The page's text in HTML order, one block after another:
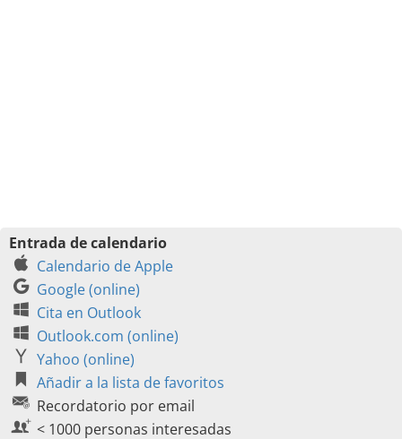
Entrada de calendario
Calendario de Apple
Google (online)
Cita en Outlook
Outlook.com (online)
Yahoo (online)
Añadir a la lista de favoritos
Recordatorio por email
< 1000 personas interesadas